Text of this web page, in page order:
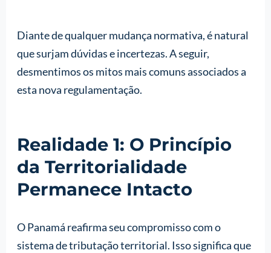
Diante de qualquer mudança normativa, é natural
que surjam dúvidas e incertezas. A seguir,
desmentimos os mitos mais comuns associados a
esta nova regulamentação.
Realidade 1: O Princípio
da Territorialidade
Permanece Intacto
O Panamá reafirma seu compromisso com o
sistema de tributação territorial. Isso significa que